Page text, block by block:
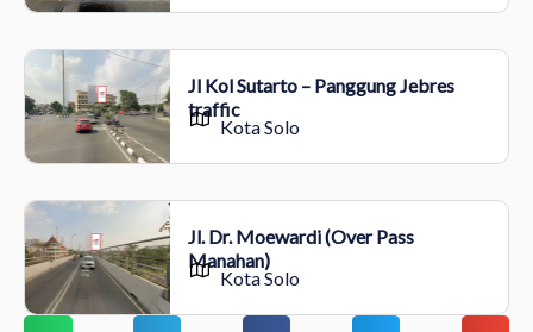
Jl Kol Sutarto – Panggung Jebres
traffic
Kota Solo
Jl. Dr. Moewardi (Over Pass
Manahan)
Kota Solo